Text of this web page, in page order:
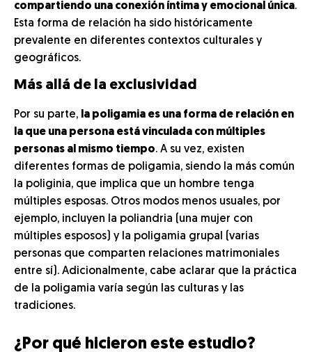
compartiendo una conexión íntima y emocional única.
Esta forma de relación ha sido históricamente
prevalente en diferentes contextos culturales y
geográficos.
Más allá de la exclusividad
Por su parte, la poligamia es una forma de relación en
la que una persona está vinculada con múltiples
personas al mismo tiempo. A su vez, existen
diferentes formas de poligamia, siendo la más común
la poliginia, que implica que un hombre tenga
múltiples esposas. Otros modos menos usuales, por
ejemplo, incluyen la poliandria (una mujer con
múltiples esposos) y la poligamia grupal (varias
personas que comparten relaciones matrimoniales
entre sí). Adicionalmente, cabe aclarar que la práctica
de la poligamia varía según las culturas y las
tradiciones.
¿Por qué hicieron este estudio?